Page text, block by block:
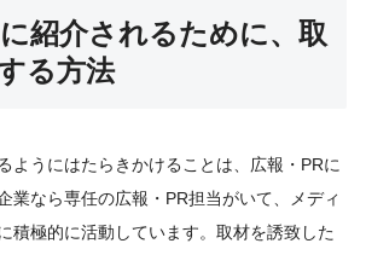
紹介されるために、取
る方法
ようにはたらきかけることは、広報・PRに
業なら専任の広報・PR担当がいて、メディ
積極的に活動しています。取材を誘致した